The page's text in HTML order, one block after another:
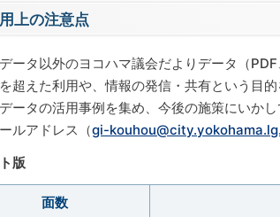
上の注意点
ータ以外のヨコハマ議会だよりデータ（
超えた利用や、情報の発信・共有という目
ータの活用事例を集め、今後の施策にいか
ルアドレス（gi-
版
面数